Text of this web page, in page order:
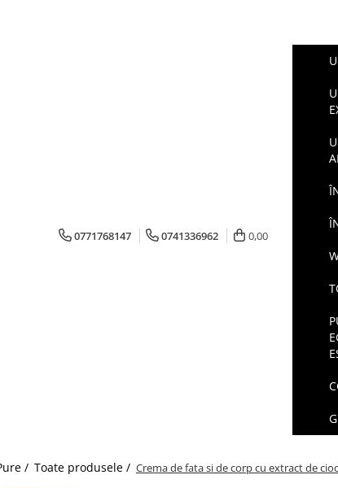
0771768147 0741336962 0,00
/ Toate produsele / Crema de fata si de corp cu extract de